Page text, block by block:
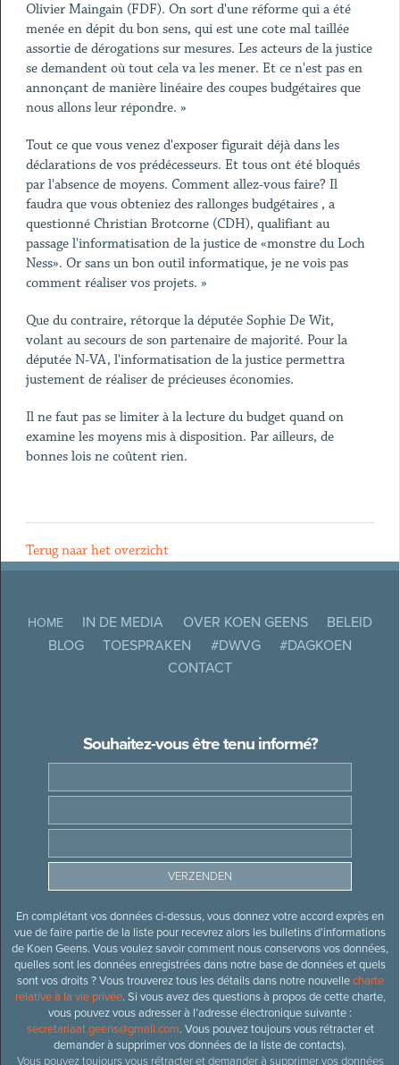
Olivier Maingain (FDF). On sort d'une réforme qui a été
menée en dépit du bon sens, qui est une cote mal taillée
assortie de dérogations sur mesures. Les acteurs de la justice
se demandent où tout cela va les mener. Et ce n'est pas en
annonçant de manière linéaire des coupes budgétaires que
nous allons leur répondre. »
Tout ce que vous venez d'exposer figurait déjà dans les
déclarations de vos prédécesseurs. Et tous ont été bloqués
par l'absence de moyens. Comment allez-vous faire? Il
faudra que vous obteniez des rallonges budgétaires , a
questionné Christian Brotcorne (CDH), qualifiant au
passage l'informatisation de la justice de «monstre du Loch
Ness». Or sans un bon outil informatique, je ne vois pas
comment réaliser vos projets. »
Que du contraire, rétorque la députée Sophie De Wit,
volant au secours de son partenaire de majorité. Pour la
députée N-VA, l'informatisation de la justice permettra
justement de réaliser de précieuses économies.
Il ne faut pas se limiter à la lecture du budget quand on
examine les moyens mis à disposition. Par ailleurs, de
bonnes lois ne coûtent rien.
Terug naar het overzicht
HOME IN DE MEDIA OVER KOEN GEENS
BELEID
BLOG
TOESPRAKEN #DWVG
#DAGKOEN
CONTACT
Souhaitez-vous être tenu informé?
En complétant vos données ci-dessus, vous donnez votre accord exprès en
vue de faire partie de la liste pour recevrez alors les bulletins d’informations
de Koen Geens. Vous voulez savoir comment nous conservons vos données,
quelles sont les données enregistrées dans notre base de données et quels
sont vos droits ? Vous trouverez tous les détails dans notre nouvellecharte
relative à la vie privée. Si vous avez des questions à propos de cette charte,
vous pouvez vous adresser à l’adresse électronique suivante :
secretariaat.geens@gmail.com. Vous pouvez toujours vous rétracter et
demander à supprimer vos données de la liste de contacts).
Vous pouvez toujours vous rétracter et demander à supprimer vos données